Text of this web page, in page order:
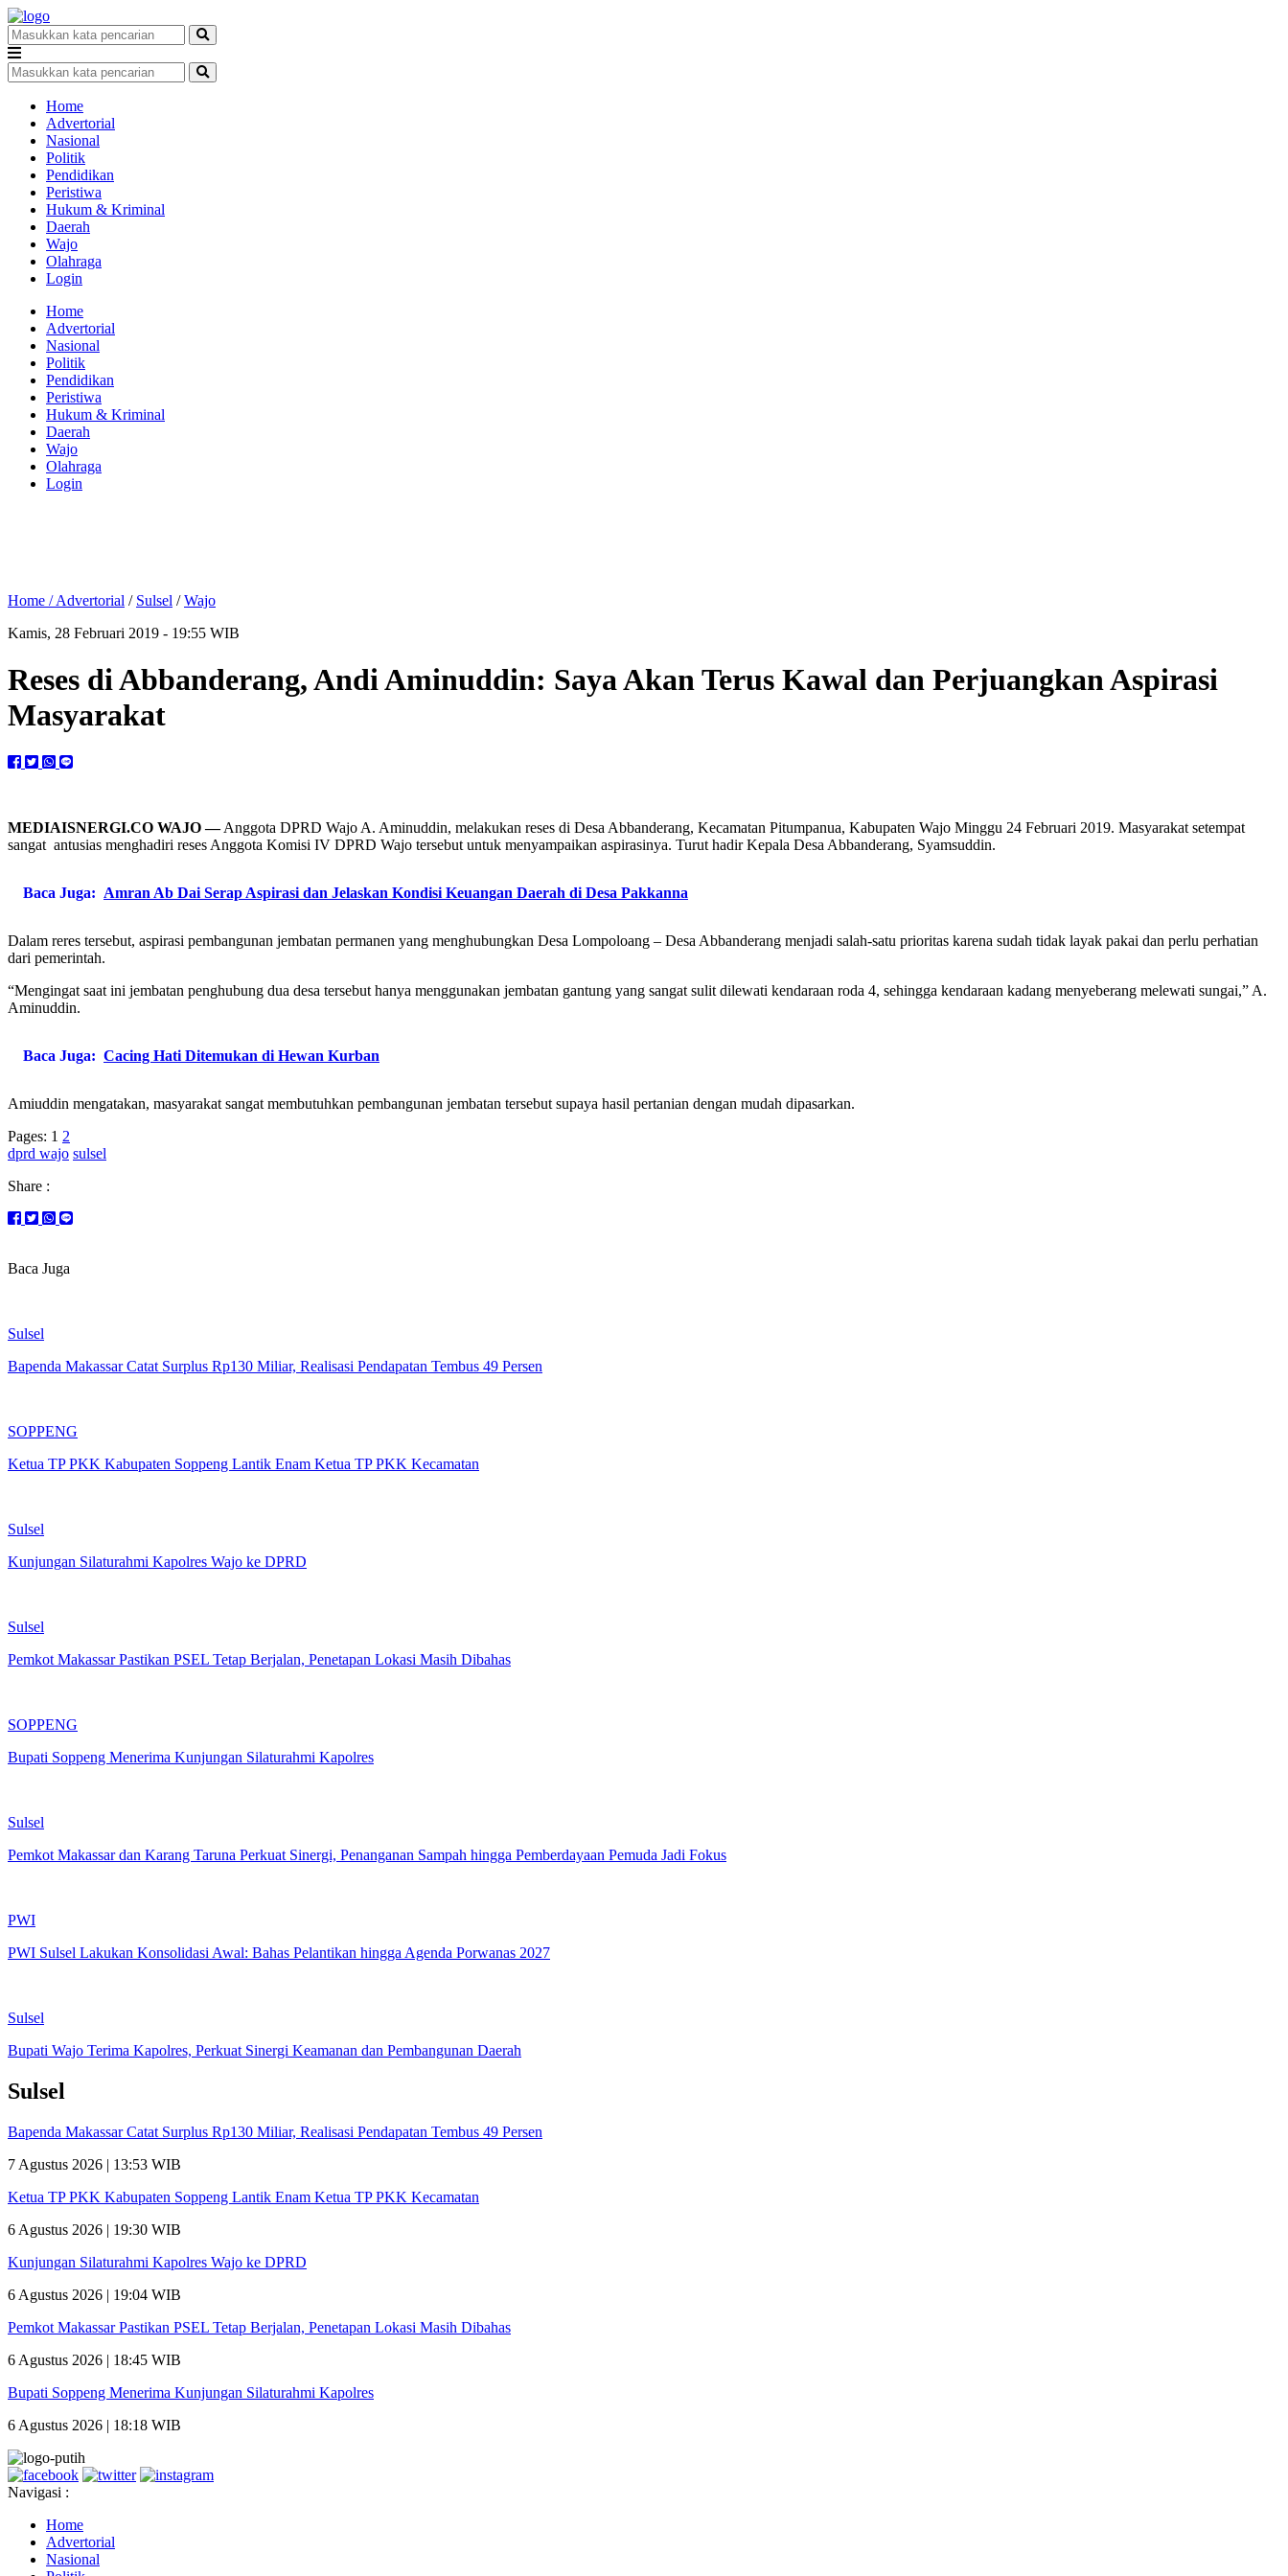
Home
Advertorial
Nasional
Politik
Pendidikan
Peristiwa
Hukum & Kriminal
Daerah
Wajo
Olahraga
Login
Home
Advertorial
Nasional
Politik
Pendidikan
Peristiwa
Hukum & Kriminal
Daerah
Wajo
Olahraga
Login
Home /Advertorial / Sulsel /Wajo
Kamis, 28 Februari 2019 - 19:55 WIB
Reses di Abbanderang, Andi Aminuddin: Saya Akan Terus Kawal dan Perjuangkan Aspirasi
Masyarakat
MEDIAISNERGI.CO WAJO —Anggota DPRD Wajo A. Aminuddin, melakukan reses di Desa Abbanderang, Kecamatan Pitumpanua, Kabupaten Wajo Minggu 24 Februari 2019. Masyarakat setempat
sangat antusias menghadiri reses Anggota Komisi IV DPRD Wajo tersebut untuk menyampaikan aspirasinya. Turut hadir Kepala Desa Abbanderang, Syamsuddin.
Baca Juga: Amran Ab Dai Serap Aspirasi dan Jelaskan Kondisi Keuangan Daerah di Desa Pakkanna
Dalam reres tersebut, aspirasi pembangunan jembatan permanen yang menghubungkan Desa Lompoloang – Desa Abbanderang menjadi salah-satu prioritas karena sudah tidak layak pakai dan perlu perhatian
dari pemerintah.
“Mengingat saat ini jembatan penghubung dua desa tersebut hanya menggunakan jembatan gantung yang sangat sulit dilewati kendaraan roda 4, sehingga kendaraan kadang menyeberang melewati sungai,” A.
Aminuddin.
Baca Juga: Cacing Hati Ditemukan di Hewan Kurban
Amiuddin mengatakan, masyarakat sangat membutuhkan pembangunan jembatan tersebut supaya hasil pertanian dengan mudah dipasarkan.
Pages: 1 2
dprd wajo sulsel
Share :
Baca Juga
Sulsel
Bapenda Makassar Catat Surplus Rp130 Miliar, Realisasi Pendapatan Tembus 49 Persen
SOPPENG
Ketua TP PKK Kabupaten Soppeng Lantik Enam Ketua TP PKK Kecamatan
Sulsel
Kunjungan Silaturahmi Kapolres Wajo ke DPRD
Sulsel
Pemkot Makassar Pastikan PSEL Tetap Berjalan, Penetapan Lokasi Masih Dibahas
SOPPENG
Bupati Soppeng Menerima Kunjungan Silaturahmi Kapolres
Sulsel
Pemkot Makassar dan Karang Taruna Perkuat Sinergi, Penanganan Sampah hingga Pemberdayaan Pemuda Jadi Fokus
PWI
PWI Sulsel Lakukan Konsolidasi Awal: Bahas Pelantikan hingga Agenda Porwanas 2027
Sulsel
Bupati Wajo Terima Kapolres, Perkuat Sinergi Keamanan dan Pembangunan Daerah
Sulsel
Bapenda Makassar Catat Surplus Rp130 Miliar, Realisasi Pendapatan Tembus 49 Persen
7 Agustus 2026 | 13:53 WIB
Ketua TP PKK Kabupaten Soppeng Lantik Enam Ketua TP PKK Kecamatan
6 Agustus 2026 | 19:30 WIB
Kunjungan Silaturahmi Kapolres Wajo ke DPRD
6 Agustus 2026 | 19:04 WIB
Pemkot Makassar Pastikan PSEL Tetap Berjalan, Penetapan Lokasi Masih Dibahas
6 Agustus 2026 | 18:45 WIB
Bupati Soppeng Menerima Kunjungan Silaturahmi Kapolres
6 Agustus 2026 | 18:18 WIB
Navigasi :
Home
Advertorial
Nasional